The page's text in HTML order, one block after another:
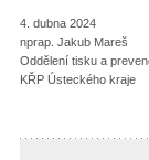
4. dubna 2024
nprap. Jakub Mareš
Oddělení tisku a
KŘP Ústeckého kraje